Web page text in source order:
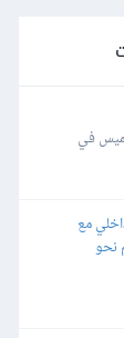
في
مع
نحو